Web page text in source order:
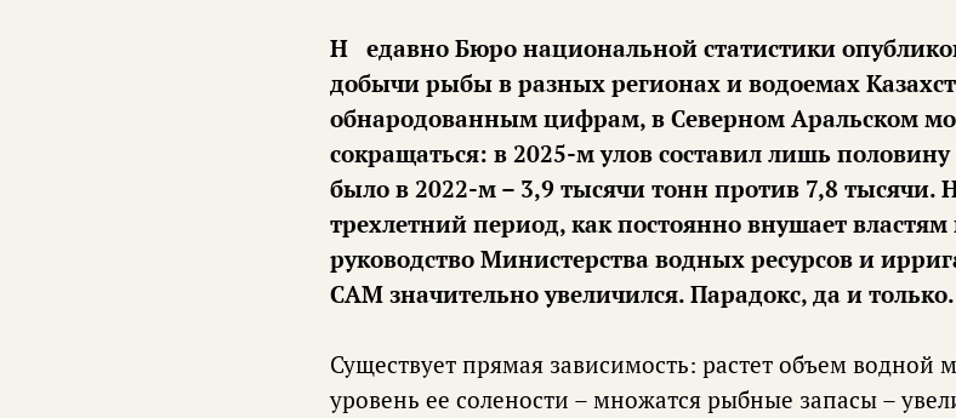
Недавно Бюро национальной статистики опубликовало данные относительно
добычи рыбы в разных регионах и водоемах
обнародованным цифрам, в Северном Аральском
сокращаться: в 2025-м улов составил лишь половину
было в 2022-м – 3,9 тысячи тонн против 7,8 тысячи.
трехлетний период, как постоянно внушает
руководство Министерства водных ресурсов и
САМ значительно увеличился. Парадокс, да и только.
Существует прямая зависимость: растет объем водной
уровень ее солености – множатся рыбные запасы –